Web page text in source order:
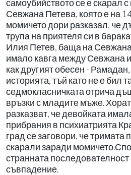
самоубийството се е скарал с
Севжана Петева, която е на
момичето дори разказал, че
трупа на приятеля си в
Илия Петев, баща на
имало кавга между Севжана
как другият обесен -
историята, тъй като не е бил
седмокласничката отрича
връзки с младите мъже.
разказват, че девойката
прибрания в психиатрията
град се заговори, че тримата
скарали заради
странната
съвпадение.